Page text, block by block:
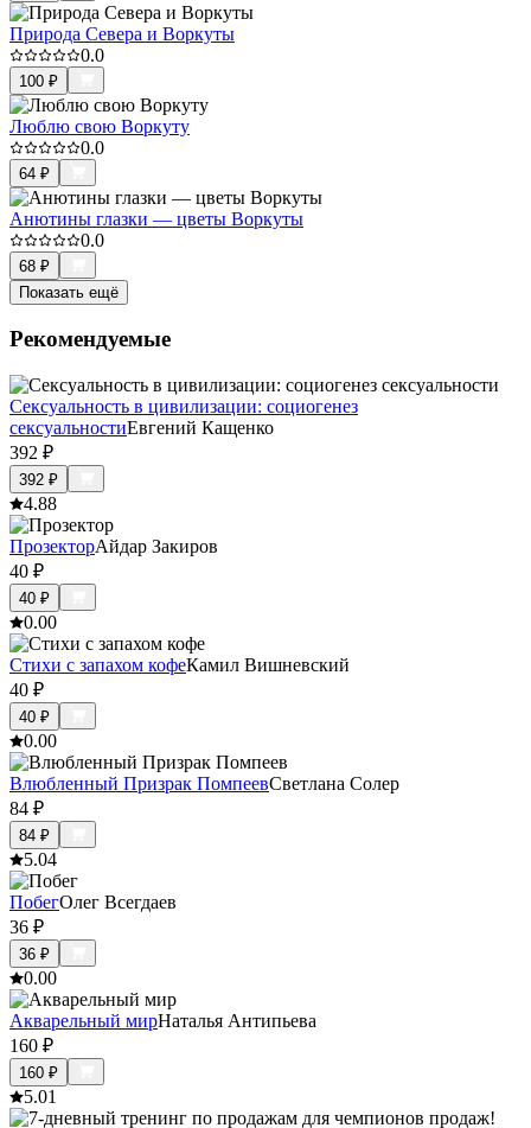
Природа Севера и Воркуты
0.0
100 ₽
Люблю свою Воркуту
0.0
64 ₽
Анютины глазки — цветы Воркуты
0.0
68 ₽
Показать ещё
Рекомендуемые
Сексуальность в цивилизации: социогенез
сексуальностиЕвгений Кащенко
392 ₽
392 ₽
4.88
ПрозекторАйдар Закиров
40 ₽
40 ₽
0.00
Стихи с запахом кофеКамил Вишневский
40 ₽
40 ₽
0.00
Влюбленный Призрак ПомпеевСветлана Солер
84 ₽
84 ₽
5.04
ПобегОлег Всегдаев
36 ₽
36 ₽
0.00
Акварельный мирНаталья Антипьева
160 ₽
160 ₽
5.01